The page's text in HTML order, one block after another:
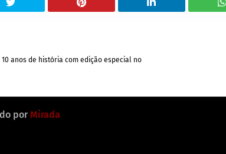
10 anos de história com edição especial no
por Mirada